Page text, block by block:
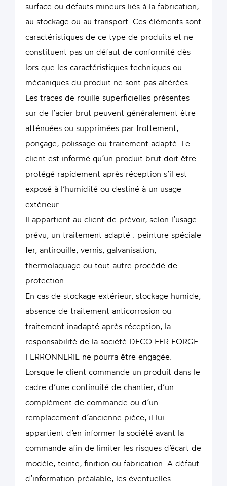
surface ou défauts mineurs liés à la fabrication,
au stockage ou au transport. Ces éléments sont
caractéristiques de ce type de produits et ne
constituent pas un défaut de conformité dès
lors que les caractéristiques techniques ou
mécaniques du produit ne sont pas altérées.
Les traces de rouille superficielles présentes
sur de l’acier brut peuvent généralement être
atténuées ou supprimées par frottement,
ponçage, polissage ou traitement adapté. Le
client est informé qu’un produit brut doit être
protégé rapidement après réception s’il est
exposé à l’humidité ou destiné à un usage
extérieur.
Il appartient au client de prévoir, selon l’usage
prévu, un traitement adapté : peinture spéciale
fer, antirouille, vernis, galvanisation,
thermolaquage ou tout autre procédé de
protection.
En cas de stockage extérieur, stockage humide,
absence de traitement anticorrosion ou
traitement inadapté après réception, la
responsabilité de la société DECO FER FORGE
FERRONNERIE ne pourra être engagée.
Lorsque le client commande un produit dans le
cadre d’une continuité de chantier, d’un
complément de commande ou d’un
remplacement d’ancienne pièce, il lui
appartient d’en informer la société avant la
commande afin de limiter les risques d’écart de
modèle, teinte, finition ou fabrication. A défaut
d’information préalable, les éventuelles